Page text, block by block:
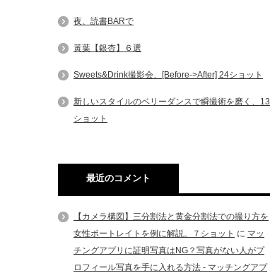
夜、読書BARで
黃葉【銀杏】６選
Sweets&Drink撮影会、[Before->After] 24ショット
新しいスタイルのベリーダンスで瞬撮術を磨く、13
ショット
最近のコメント
【カメラ構図】三分割法と黄金分割法での撮り方を
女性ポートレイトを例に解説。７ショット に マッ
チングアプリに証明写真はNG？写真がない人がプ
ロフィール写真を手に入れる方法 - マッチングアプ